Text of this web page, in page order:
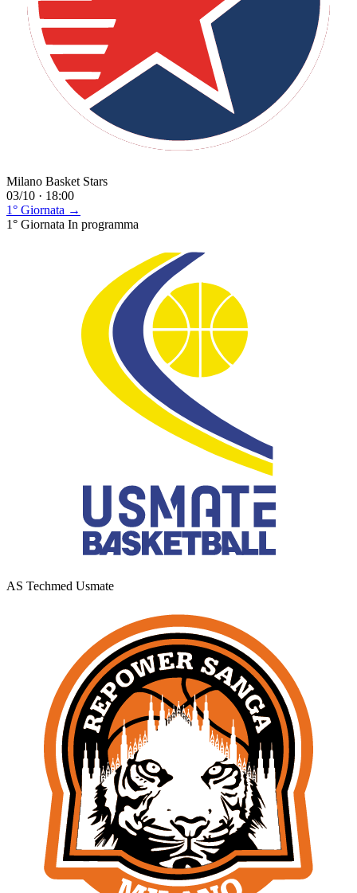
Milano Basket Stars
03/10 · 18:00
1° Giornata →
1° Giornata In programma
AS Techmed Usmate